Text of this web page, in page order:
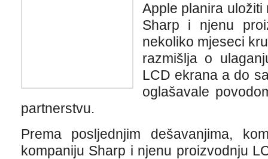
Apple planira
Sharp i njenu
nekoliko mjeseci
razmišlja o
LCD ekrana a do
oglašavale
partnerstvu.
Prema posljednjim dešavanjima,
kompaniju Sharp i njenu proizvodnju